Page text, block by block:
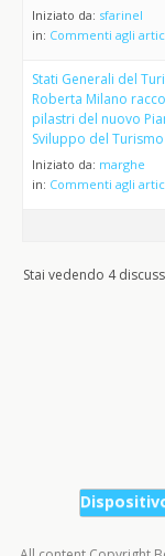
Iniziato da: sfarinel
in: Commenti agli
Stati Generali del
Roberta Milano
pilastri del nuovo
Sviluppo del Turismo
Iniziato da: marghe
in: Commenti agli
Stai vedendo 4